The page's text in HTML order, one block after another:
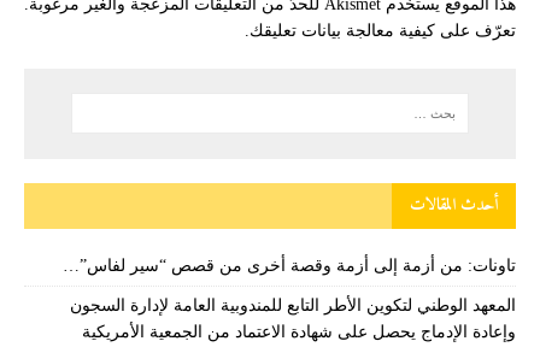
هذا الموقع يستخدم Akismet للحدّ من التعليقات المزعجة والغير مرغوبة.
تعرّف على كيفية معالجة بيانات تعليقك.
أحدث المقالات
تاونات: من أزمة إلى أزمة وقصة أخرى من قصص “سير لفاس”…
المعهد الوطني لتكوين الأطر التابع للمندوبية العامة لإدارة السجون
وإعادة الإدماج يحصل على شهادة الاعتماد من الجمعية الأمريكية